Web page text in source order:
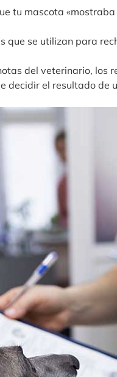
tu mascota
que se utilizan para
del veterinario, los
decidir el resultado de